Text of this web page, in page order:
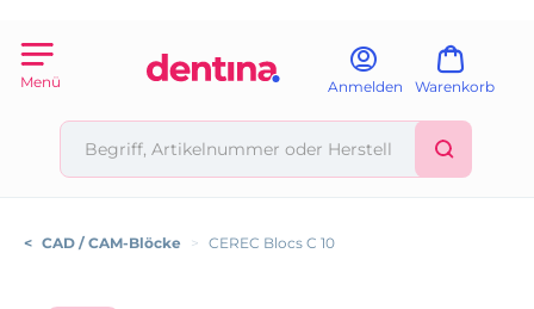
Menü Anmelden Warenkorb
< CAD / CAM-Blöcke > CEREC Blocs C 10